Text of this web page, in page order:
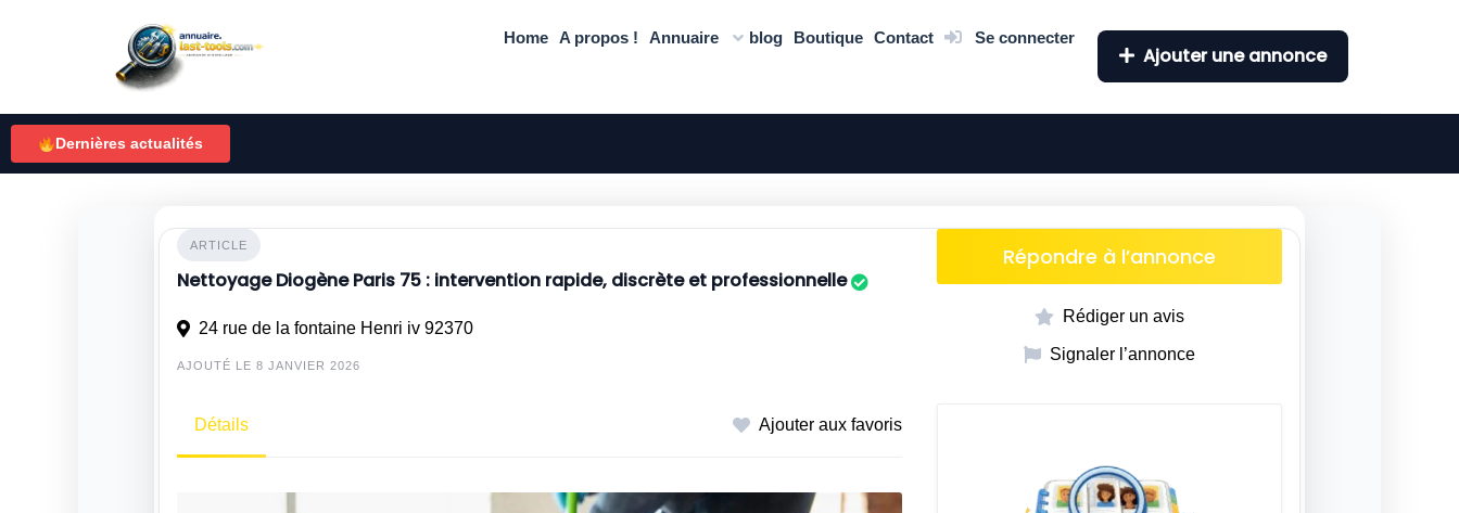
Home A propos ! Annuaire blog Boutique Contact Se connecter
Ajouter une annonce
Dernières actualités
ARTICLE
Nettoyage Diogène Paris 75 : intervention rapide, discrète et professionnelle
24 rue de la fontaine Henri iv 92370
AJOUTÉ LE 8 JANVIER 2026
Détails Ajouter aux favoris
Répondre à l’annonce
Rédiger un avis
Signaler l’annonce